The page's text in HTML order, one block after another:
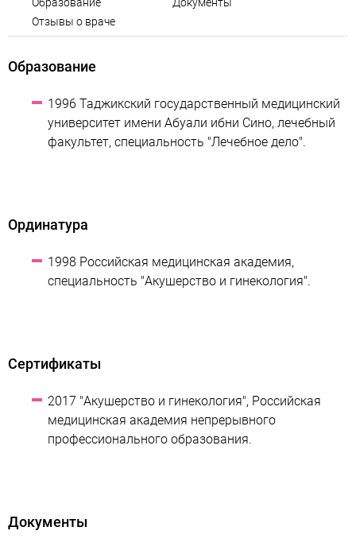
Отзывы о враче
Образование
1996 Таджикский государственный медицинский
университет имени Абуали ибни Сино, лечебный
факультет, специальность "Лечебное дело".
Ординатура
1998 Российская медицинская академия,
специальность "Акушерство и гинекология".
Сертификаты
2017 "Акушерство и гинекология", Российская
медицинская академия непрерывного
профессионального образования.
Документы